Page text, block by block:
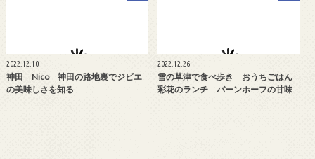
2022.12.10
神田 Nico 神田の路地裏でジビエ
の美味しさを知る
2022.12.26
雪の草津で食べ歩き おうちごはん
彩花のランチ バーンホーフの甘味